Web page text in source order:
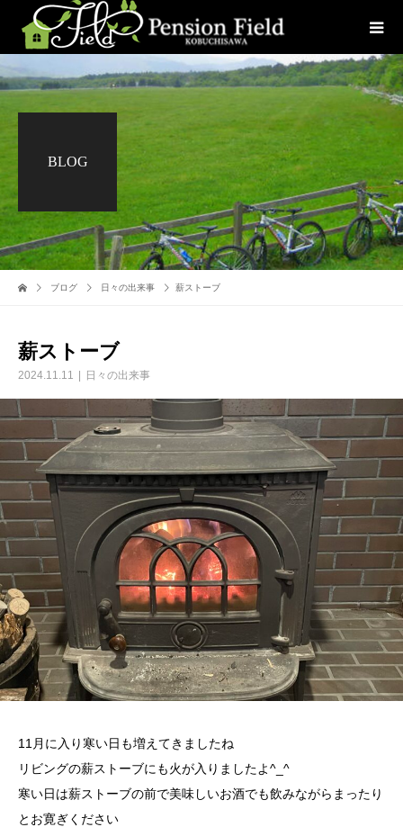
BLOG
ブログ 日々の出来事 薪ストーブ
薪ストーブ
2024.11.11 日々の出来事
11月に入り寒い日も増えてきましたね
リビングの薪ストーブにも火が入りましたよ^_^
寒い日は薪ストーブの前で美味しいお酒でも飲みながらまったり
とお寛ぎください